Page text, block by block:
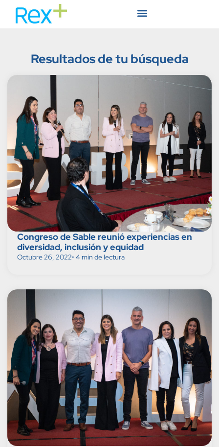
Resultados de tu búsqueda
Congreso de Sable reunió experiencias en
diversidad, inclusión y equidad
Octubre 26, 2022• 4 min de lectura